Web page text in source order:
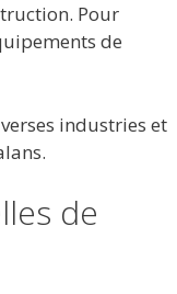
Pour
de
industries et
de